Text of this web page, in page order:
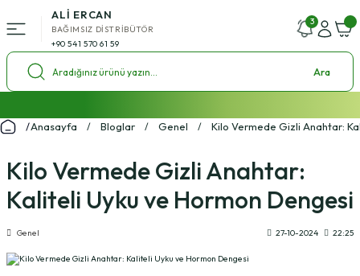
ALİ ERCAN
BAĞIMSIZ DİSTRİBÜTÖR
+90 541 570 61 59
Ara
3
%4 Havale İndirim Fırsatı
Anasayfa Bloglar Genel Kilo Vermede Gizli Anahtar:
Kilo Vermede Gizli Anahtar:
Kaliteli Uyku ve Hormon Dengesi
Genel 27-10-2024 22:25